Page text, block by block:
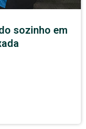
sozinho em